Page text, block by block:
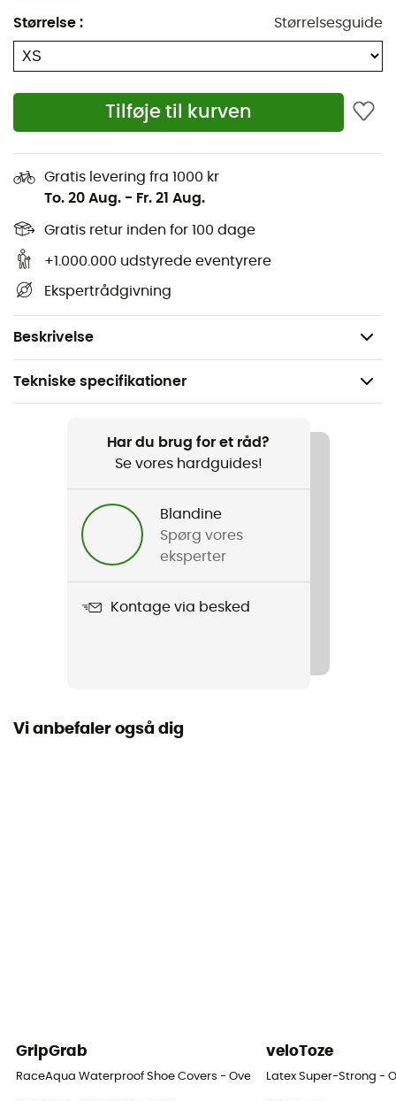
Størrelse : Størrelsesguide
Tilføje til kurven
Gratis levering fra 1000 kr
To. 20 Aug. - Fr. 21 Aug.
Gratis retur inden for 100 dage
+1.000.000 udstyrede eventyrere
Ekspertrådgivning
Beskrivelse
en tur til Aravis-passet i våde forhold.
Ride Waterproof
Shoe Cover
vandtæt belægning, hvilket giver total beskyttelse mod
moderat regn. Kort sagt, disseOverskofraGrip Grab
være din bedste allierede, når du cykler under våde
Materialer: 100 % polyester
Reflekterende grafik
Forstærkninger i Kevlar®
Velcrolukning
Beskyttelse mod moderat regn
Tekniske specifikationer
Ride Waterproof Shoe Cover
Karakteristika
Renforts en Kevlar®
Vandtæthed
Har du brug for et råd?
Se vores hardguides!
Blandine
Spørg vores
eksperter
Kontage via besked
Vi anbefaler også dig
GripGrab
RaceAqua Waterproof Shoe Covers - Oversko
veloToze
Latex Super-Strong -